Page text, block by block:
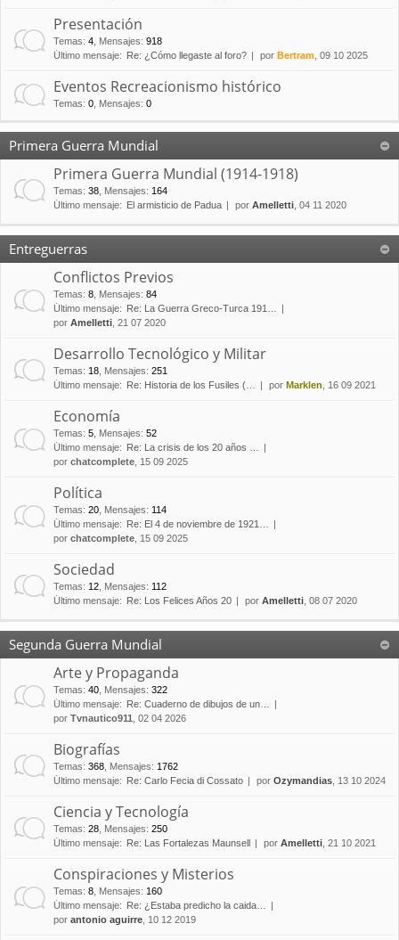
Presentación
Temas: 4 Mensajes: 918
Último mensaje:
Re: ¿Cómo llegaste al foro? por Bertram , 09 10 2025
Eventos Recreacionismo histórico
Temas: 0 Mensajes: 0
Primera Guerra Mundial
Primera Guerra Mundial (1914-1918)
Temas: 38 Mensajes: 164
Último mensaje:
El armisticio de Padua por Amelletti , 04 11 2020
Entreguerras
Conflictos Previos
Temas: 8 Mensajes: 84
Último mensaje:
Re: La Guerra Greco-Turca 191…
por Amelletti , 21 07 2020
Desarrollo Tecnológico y Militar
Temas: 18 Mensajes: 251
Último mensaje:
Re: Historia de los Fusiles (… por Marklen , 16 09 2021
Economía
Temas: 5 Mensajes: 52
Último mensaje:
Re: La crisis de los 20 años …
por chatcomplete , 15 09 2025
Política
Temas: 20 Mensajes: 114
Último mensaje:
Re: El 4 de noviembre de 1921…
por chatcomplete , 15 09 2025
Sociedad
Temas: 12 Mensajes: 112
Último mensaje:
Re: Los Felices Años 20 por Amelletti , 08 07 2020
Segunda Guerra Mundial
Arte y Propaganda
Temas: 40 Mensajes: 322
Último mensaje:
Re: Cuaderno de dibujos de un…
por Tvnautico911 , 02 04 2026
Biografías
Temas: 368 Mensajes: 1762
Último mensaje:
Re: Carlo Fecia di Cossato por Ozymandias , 13 10 2024
Ciencia y Tecnología
Temas: 28 Mensajes: 250
Último mensaje:
Re: Las Fortalezas Maunsell por Amelletti , 21 10 2021
Conspiraciones y Misterios
Temas: 8 Mensajes: 160
Último mensaje:
Re: ¿Estaba predicho la caida…
por antonio aguirre , 10 12 2019